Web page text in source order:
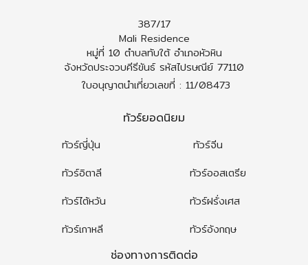
387/17
Mali Residence
หมู่ที่ 10 ตำบลทับใต้ อำเภอหัวหิน
จังหวัดประจวบคีรีขันธ์ รหัสไปรษณีย์ 77110
ใบอนุญาตนำเที่ยวเลขที่ : 11/08473
ทัวร์ยอดนิยม
ทัวร์ญี่ปุ่น
ทัวร์อิตาลี
ทัวร์ไต้หวัน
ทัวร์เกาหลี
ทัวร์จีน
ทัวร์ออสเตรีย
ทัวร์ฝรั่งเศส
ทัวร์อังกฤษ
ช่องทางการติดต่อ